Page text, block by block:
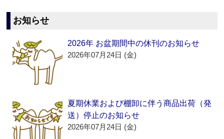
お知らせ
2026年 お盆期間中の休刊のお知らせ
2026年07月24日 (金)
夏期休業および棚卸に伴う商品出荷（発
送）停止のお知らせ
2026年07月24日 (金)